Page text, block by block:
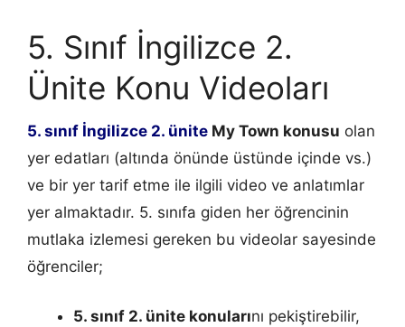
5. Sınıf İngilizce 2.
Ünite Konu Videoları
5. sınıf İngilizce 2. ünite My Town konusu olan
yer edatları (altında önünde üstünde içinde vs.)
ve bir yer tarif etme ile ilgili video ve anlatımlar
yer almaktadır. 5. sınıfa giden her öğrencinin
mutlaka izlemesi gereken bu videolar sayesinde
öğrenciler;
5. sınıf 2. ünite konularını pekiştirebilir,